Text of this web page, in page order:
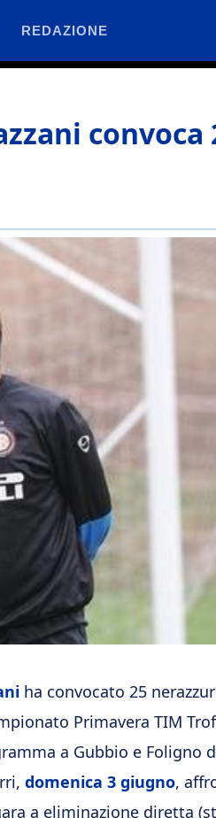
REDAZIONE
convoca
ha convocato 25
Primavera TIM
a Gubbio e Foligno
domenica 3 giugno,
a eliminazione diretta